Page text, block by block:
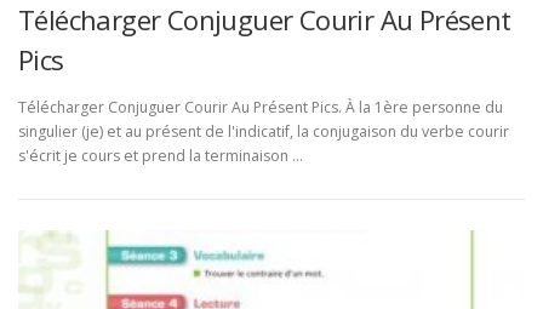
Télécharger Conjuguer Courir Au Présent
Pics
Télécharger Conjuguer Courir Au Présent Pics. À la 1ère personne du
singulier (je) et au présent de l'indicatif, la conjugaison du verbe courir
s'écrit je cours et prend la terminaison …